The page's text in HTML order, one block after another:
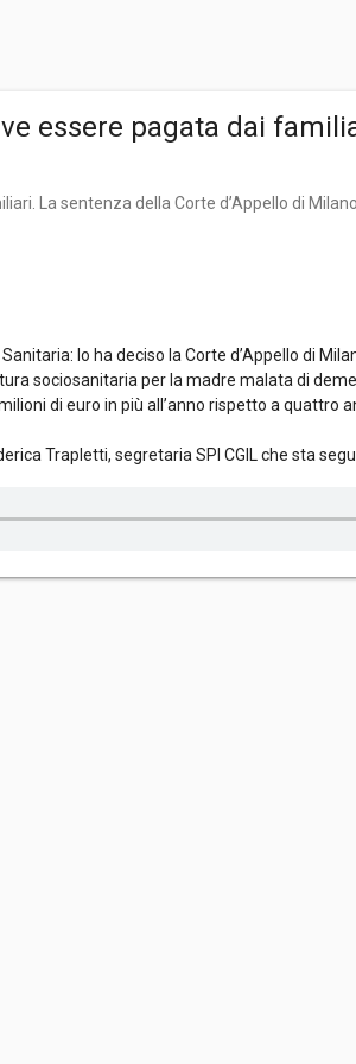
essere pagata dai
La sentenza della Corte d’Appello di Milano
lo ha deciso la Corte d’Appello di
sociosanitaria per la madre malata di
di euro in più all’anno rispetto a quattro
Trapletti, segretaria SPI CGIL che sta